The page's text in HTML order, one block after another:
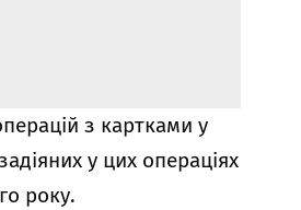
з картками у
у цих операціях
року.